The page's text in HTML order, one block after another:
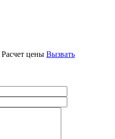
Расчет цены Вызвать